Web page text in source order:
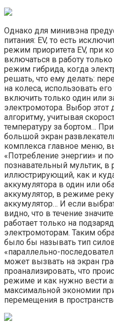
Однако для минивэна
питания: EV, то есть
режим приоритета EV, при
включаться в работу
режим гибрида, когда
решать, что ему делать:
на колеса, использовать
включить только один или
электромотора. Выбор этот
алгоритму, учитывая
температуру за бортом…
большой экран
комплекса главное меню,
«Потребление энергии» и
познавательный мультик,
иллюстрирующий, как и
аккумулятора в один или
аккумулятор, в режиме
аккумулятор… И если
видно, что в течение
работает только на
электромоторам. Таким
было бы называть тип
«параллельно-
может вызвать на экран
проанализировать, что
режиме и как нужно вести
максимальной экономии
перемещения в